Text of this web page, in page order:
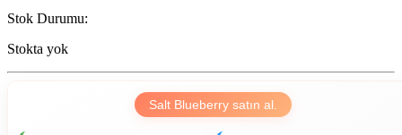
Stok Durumu:
Stokta yok
Salt Blueberry satın al.